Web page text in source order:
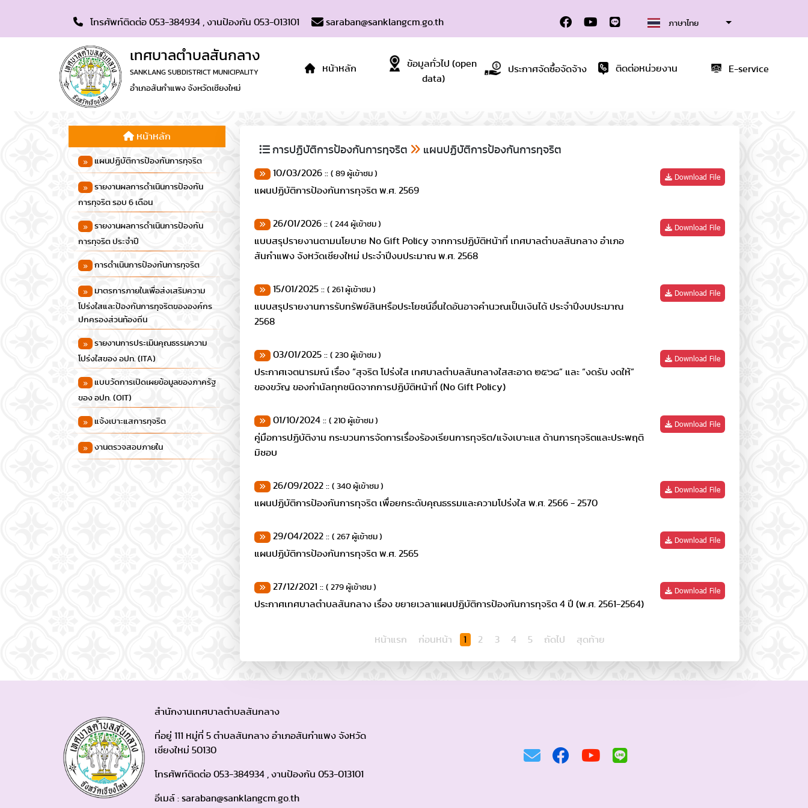
โทรศัพท์ติดต่อ 053-384934 , งานป้องกัน 053-013101 saraban@sanklangcm.go.th ภาษาไทย
เทศบาลตำบลสันกลาง
SANKLANG SUBDISTRICT MUNICIPALITY
อำเภอสันกำแพง จังหวัดเชียงใหม่
หน้าหลัก
ข้อมูลทั่วไป (open
data)
ประกาศจัดซื้อจัดจ้าง ติดต่อหน่วยงาน E-service
หน้าหลัก
แผนปฏิบัติการป้องกันการทุจริต
รายงานผลการดำเนินการป้องกัน
การทุจริต รอบ 6 เดือน
รายงานผลการดำเนินการป้องกัน
การทุจริต ประจำปี
การดำเนินการป้องกันการทุจริต
มาตรการภายในเพื่อส่งเสริมความ
โปร่งใสและป้องกันการทุจริตขององค์กร
ปกครองส่วนท้องถิ่น
รายงานการประเมินคุณธรรมความ
โปร่งใสของ อปท. (ITA)
แบบวัดการเปิดเผยข้อมูลของภาครัฐ
ของ อปท. (OIT)
แจ้งเบาะแสการทุจริต
งานตรวจสอบภายใน
การปฏิบัติการป้องกันการทุจริต แผนปฏิบัติการป้องกันการทุจริต
10/03/2026 :: ( 89 ผู้เข้าชม )
แผนปฏิบัติการป้องกันการทุจริต พ.ศ. 2569
Download File
26/01/2026 :: ( 244 ผู้เข้าชม )
แบบสรุปรายงานตามนโยบาย No Gift Policy จากการปฏิบัติหน้าที่ เทศบาลตำบลสันกลาง อำเภอ
สันกำแพง จังหวัดเชียงใหม่ ประจำปีงบประมาณ พ.ศ. 2568
Download File
15/01/2025 :: ( 261 ผู้เข้าชม )
แบบสรุปรายงานการรับทรัพย์สินหรือประโยชน์อื่นใดอันอาจคำนวณเป็นเงินได้ ประจำปีงบประมาณ
2568
Download File
03/01/2025 :: ( 230 ผู้เข้าชม )
ประกาศเจตนารมณ์ เรื่อง “สุจริต โปร่งใส เทศบาลตำบลสันกลางใสสะอาด ๒๕๖๘” และ “งดรับ งดให้”
ของขวัญ ของกำนัลทุกชนิดจากการปฏิบัติหน้าที่ (No Gift Policy)
Download File
01/10/2024 :: ( 210 ผู้เข้าชม )
คู่มือการปฏิบัติงาน กระบวนการจัดการเรื่องร้องเรียนการทุจริต/แจ้งเบาะแส ด้านการทุจริตและประพฤติ
มิชอบ
Download File
26/09/2022 :: ( 340 ผู้เข้าชม )
แผนปฏิบัติการป้องกันการทุจริต เพื่อยกระดับคุณธรรมและความโปร่งใส พ.ศ. 2566 - 2570
Download File
29/04/2022 :: ( 267 ผู้เข้าชม )
แผนปฏิบัติการป้องกันการทุจริต พ.ศ. 2565
Download File
27/12/2021 :: ( 279 ผู้เข้าชม )
ประกาศเทศบาลตำบลสันกลาง เรื่อง ขยายเวลาแผนปฏิบัติการป้องกันการทุจริต 4 ปี (พ.ศ. 2561-2564)
Download File
หน้าแรก ก่อนหน้า 1 2 3 4 5 ถัดไป สุดท้าย
สำนักงานเทศบาลตำบลสันกลาง
ที่อยู่ 111 หมู่ที่ 5 ตำบลสันกลาง อำเภอสันกำแพง จังหวัด
เชียงใหม่ 50130
โทรศัพท์ติดต่อ 053-384934 , งานป้องกัน 053-013101
อีเมล์ : saraban@sanklangcm.go.th